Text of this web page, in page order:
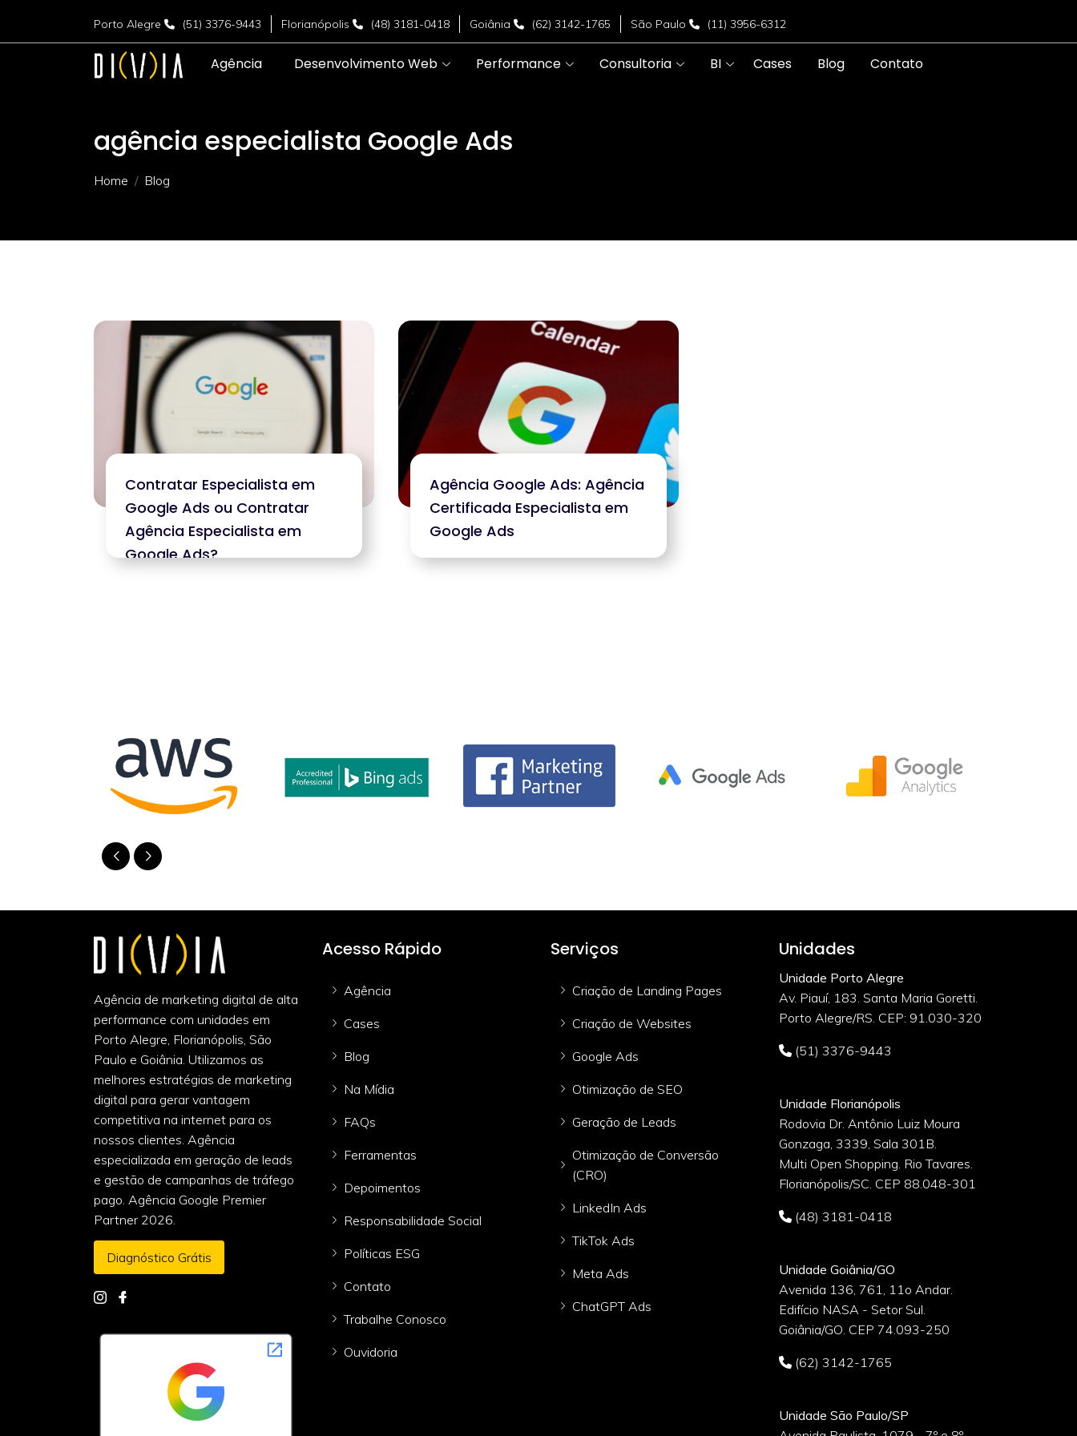
Porto Alegre (51) 3376-9443 Florianópolis (48) 3181-0418 Goiânia (62) 3142-1765 São Paulo (11) 3956-6312
Agência Desenvolvimento Web Performance Consultoria BI Cases Blog Contato
agência especialista Google Ads
Home Blog
Contratar Especialista em
Google Ads ou Contratar
Agência Especialista em
Google Ads?
Agência Google Ads: Agência
Certificada Especialista em
Google Ads
Agência de marketing digital de alta
performance com unidades em
Porto Alegre, Florianópolis, São
Paulo e Goiânia. Utilizamos as
melhores estratégias de marketing
digital para gerar vantagem
competitiva na internet para os
nossos clientes. Agência
especializada em geração de leads
e gestão de campanhas de tráfego
pago. Agência Google Premier
Partner 2026.
Diagnóstico Grátis
Acesso Rápido
Agência
Cases
Blog
Na Mídia
FAQs
Ferramentas
Depoimentos
Responsabilidade Social
Políticas ESG
Contato
Trabalhe Conosco
Ouvidoria
Serviços
Criação de Landing Pages
Criação de Websites
Google Ads
Otimização de SEO
Geração de Leads
Otimização de Conversão
(CRO)
LinkedIn Ads
TikTok Ads
Meta Ads
ChatGPT Ads
Unidades
Unidade Porto Alegre
Av. Piauí, 183. Santa Maria Goretti.
Porto Alegre/RS. CEP: 91.030-320
(51) 3376-9443
Unidade Florianópolis
Rodovia Dr. Antônio Luiz Moura
Gonzaga, 3339, Sala 301B.
Multi Open Shopping. Rio Tavares.
Florianópolis/SC. CEP 88.048-301
(48) 3181-0418
Unidade Goiânia/GO
Avenida 136, 761, 11o Andar.
Edifício NASA - Setor Sul.
Goiânia/GO. CEP 74.093-250
(62) 3142-1765
Unidade São Paulo/SP